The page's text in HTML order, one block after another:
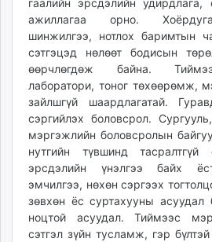
гаалийн эрсдэлийн
ажиллагаа орно.
шинжилгээ, нотлох баримтын
сэтгэцэд нөлөөт бодисын
өөрчлөгдөж байна.
лаборатори, тоног төхөөрөмж,
зайлшгүй шаардлагатай.
сэргийлэх боловсрол.
мэргэжлийн боловсролын
нутгийн түвшинд тасралтгүй
эрсдэлийн үнэлгээ байх
эмчилгээ, нөхөн сэргээх
зөвхөн ёс суртахууны
ноцтой асуудал. Тиймээс
сэтгэл зүйн тусламж, гэр